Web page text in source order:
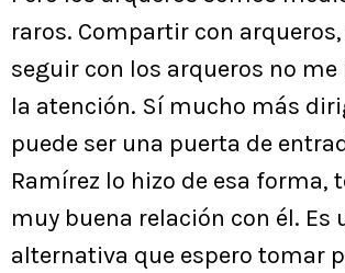
raros. Compartir con
seguir con los arqueros no
la atención. Sí mucho más
puede ser una puerta de
Ramírez lo hizo de esa forma,
muy buena relación con él. Es
alternativa que espero tomar